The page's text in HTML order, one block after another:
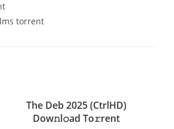
torrent
The Deb 2025 (CtrlHD)
Dow𝚗l𝚘ad To𝚛rent